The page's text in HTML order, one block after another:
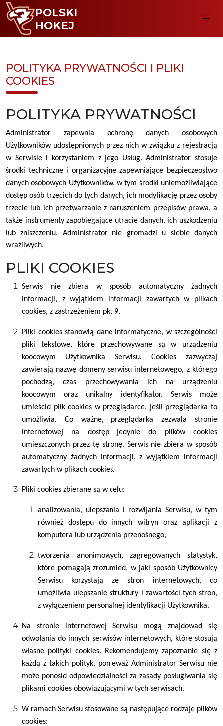
POLSKI
HOKEJ
POLITYKA PRYWATNOŚCI I PLIKI
COOKIES
POLITYKA PRYWATNOŚCI
Administrator zapewnia ochronę danych osobowych
Użytkowników udostępnionych przez nich w związku z rejestracją
w Serwisie i korzystaniem z jego Usług. Administrator stosuje
środki techniczne i organizacyjne zapewniające bezpieczeostwo
danych osobowych Użytkowników, w tym środki uniemożliwiające
dostęp osób trzecich do tych danych, ich modyfikację przez osoby
trzecie lub ich przetwarzanie z naruszeniem przepisów prawa, a
także instrumenty zapobiegające utracie danych, ich uszkodzeniu
lub zniszczeniu. Administrator nie gromadzi u siebie danych
wrażliwych.
PLIKI COOKIES
Serwis nie zbiera w sposób automatyczny żadnych
informacji, z wyjątkiem informacji zawartych w plikach
cookies, z zastrzeżeniem pkt 9.
Pliki cookies stanowią dane informatyczne, w szczególności
pliki tekstowe, które przechowywane są w urządzeniu
koocowym Użytkownika Serwisu. Cookies zazwyczaj
zawierają nazwę domeny serwisu internetowego, z którego
pochodzą, czas przechowywania ich na urządzeniu
koocowym oraz unikalny identyfikator. Serwis może
umieścid plik cookies w przeglądarce, jeśli przeglądarka to
umożliwia. Co ważne, przeglądarka zezwala stronie
internetowej na dostęp jedynie do plików cookies
umieszczonych przez tę stronę. Serwis nie zbiera w sposób
automatyczny żadnych informacji, z wyjątkiem informacji
zawartych w plikach cookies.
Pliki cookies zbierane są w celu:
analizowania, ulepszania i rozwijania Serwisu, w tym
również dostępu do innych witryn oraz aplikacji z
komputera lub urządzenia przenośnego,
tworzenia anonimowych, zagregowanych statystyk,
które pomagają zrozumied, w jaki sposób Użytkownicy
Serwisu korzystają ze stron internetowych, co
umożliwia ulepszanie struktury i zawartości tych stron,
z wyłączeniem personalnej identyfikacji Użytkownika.
Na stronie internetowej Serwisu mogą znajdowad się
odwołania do innych serwisów internetowych, które stosują
własne polityki cookies. Rekomendujemy zapoznanie się z
każdą z takich polityk, ponieważ Administrator Serwisu nie
może ponosid odpowiedzialności za zasady posługiwania się
plikami cookies obowiązującymi w tych serwisach.
W ramach Serwisu stosowane są następujące rodzaje plików
cookies: